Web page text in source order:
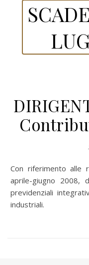
Con riferimento alle retribuzioni maturate nel trimestre
aprile-giugno 2008,
previdenziali
industriali.